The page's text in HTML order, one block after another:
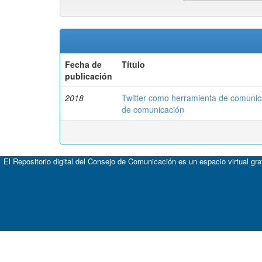
Fecha de
publicación
Título
2018
Twitter como herramienta de
de comunicación
El Repositorio digital del Consejo de Comunicación es un espacio virtual